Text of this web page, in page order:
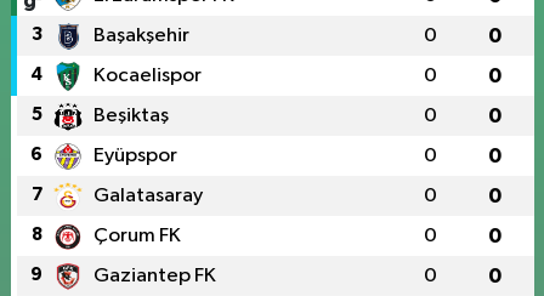
3 Başakşehir 0 0
4 Kocaelispor 0 0
5 Beşiktaş 0 0
6 Eyüpspor 0 0
7 Galatasaray 0 0
8 Çorum FK 0 0
9 Gaziantep FK 0 0